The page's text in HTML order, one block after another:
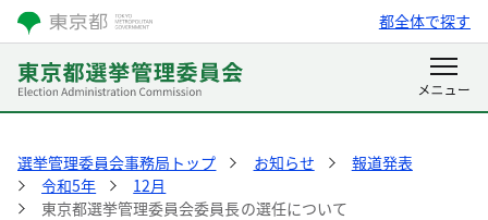
都全体で探す
選挙管理委員会事務局トップ お知らせ
報道発表
令和5年
12月
東京都選挙管理委員会委員長の選任について